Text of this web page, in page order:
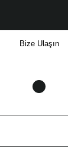
Bize Ulaşın